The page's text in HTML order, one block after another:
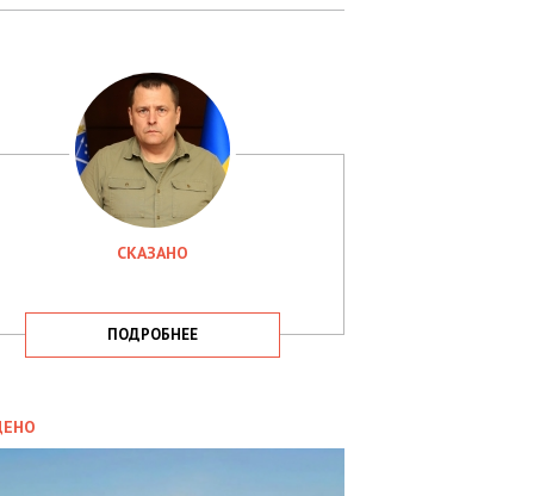
СКАЗАНО
ПОДРОБНЕЕ